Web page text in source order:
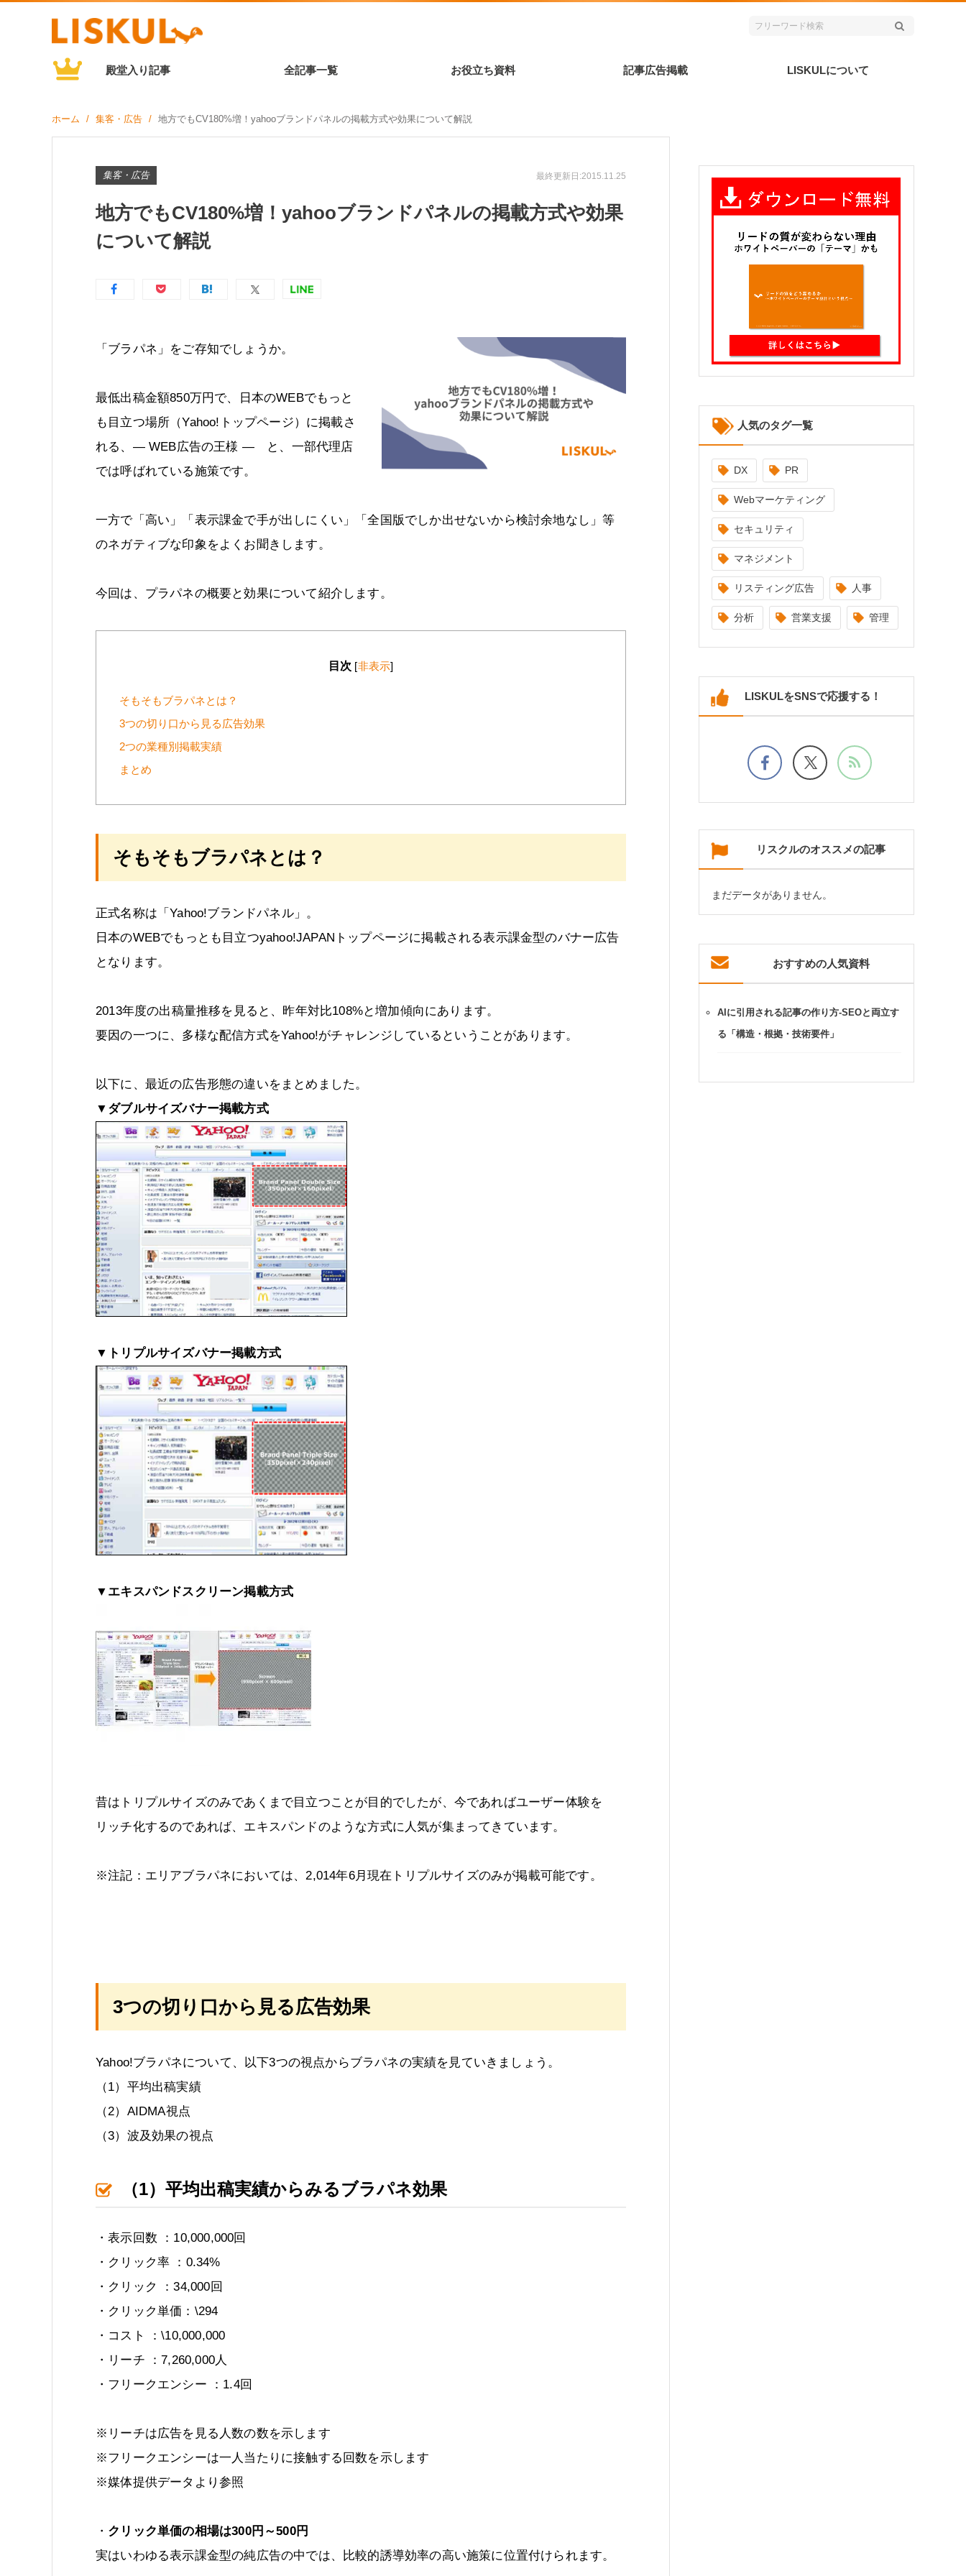
殿堂入り記事 全記事一覧 お役立ち資料 記事広告掲載 LISKULについて
ホーム 集客・広告 地方でもCV180%増！yahooブランドパネルの掲載方式や効果について解説
集客・広告 最終更新日:2015.11.25
地方でもCV180%増！yahooブランドパネルの掲載方式や効果
について解説
「ブラパネ」をご存知でしょうか。
最低出稿金額850万円で、日本のWEBでもっと
も目立つ場所（Yahoo!トップページ）に掲載さ
れる、― WEB広告の王様 ― と、一部代理店
では呼ばれている施策です。
一方で「高い」「表示課金で手が出しにくい」「全国版でしか出せないから検討余地なし」等
のネガティブな印象をよくお聞きします。
今回は、プラパネの概要と効果について紹介します。
目次 [非表示]
そもそもブラパネとは？
3つの切り口から見る広告効果
2つの業種別掲載実績
まとめ
そもそもブラパネとは？
正式名称は「Yahoo!ブランドパネル」。
日本のWEBでもっとも目立つyahoo!JAPANトップページに掲載される表示課金型のバナー広告
となります。
2013年度の出稿量推移を見ると、昨年対比108%と増加傾向にあります。
要因の一つに、多様な配信方式をYahoo!がチャレンジしているということがあります。
以下に、最近の広告形態の違いをまとめました。
▼ダブルサイズバナー掲載方式
▼トリプルサイズバナー掲載方式
▼エキスパンドスクリーン掲載方式
昔はトリプルサイズのみであくまで目立つことが目的でしたが、今であればユーザー体験を
リッチ化するのであれば、エキスパンドのような方式に人気が集まってきています。
※注記：エリアブラパネにおいては、2,014年6月現在トリプルサイズのみが掲載可能です。
3つの切り口から見る広告効果
Yahoo!ブラパネについて、以下3つの視点からブラパネの実績を見ていきましょう。
（1）平均出稿実績
（2）AIDMA視点
（3）波及効果の視点
（1）平均出稿実績からみるブラパネ効果
・表示回数 ：10,000,000回
・クリック率 ：0.34%
・クリック ：34,000回
・クリック単価：\294
・コスト ：\10,000,000
・リーチ ：7,260,000人
・フリークエンシー ：1.4回
※リーチは広告を見る人数の数を示します
※フリークエンシーは一人当たりに接触する回数を示します
※媒体提供データより参照
・ クリック単価の相場は300円～500円
実はいわゆる表示課金型の純広告の中では、比較的誘導効率の高い施策に位置付けられます。
人気のタグ一覧
DX PR
Webマーケティング
セキュリティ
マネジメント
リスティング広告 人事
分析 営業支援 管理
LISKULをSNSで応援する！
リスクルのオススメの記事
まだデータがありません。
おすすめの人気資料
AIに引用される記事の作り方-SEOと両立す
る「構造・根拠・技術要件」